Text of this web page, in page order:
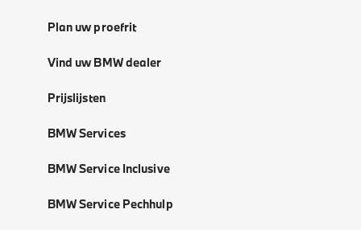
Plan uw proefrit
Vind uw BMW dealer
Prijslijsten
BMW Services
BMW Service Inclusive
BMW Service Pechhulp